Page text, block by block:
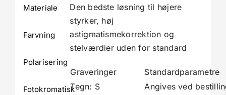
Materiale
Farvning
Polarisering
Fotokromatisk
Den bedste løsning til højere
styrker, høj
astigmatismekorrektion og
stelværdier uden for standard
Graveringer
Standardparametre
Tegn: S
Angives ved